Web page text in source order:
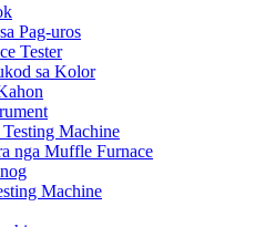
Pag-uros
Tester
sa Kolor
Machine
nga Muffle Furnace
Machine